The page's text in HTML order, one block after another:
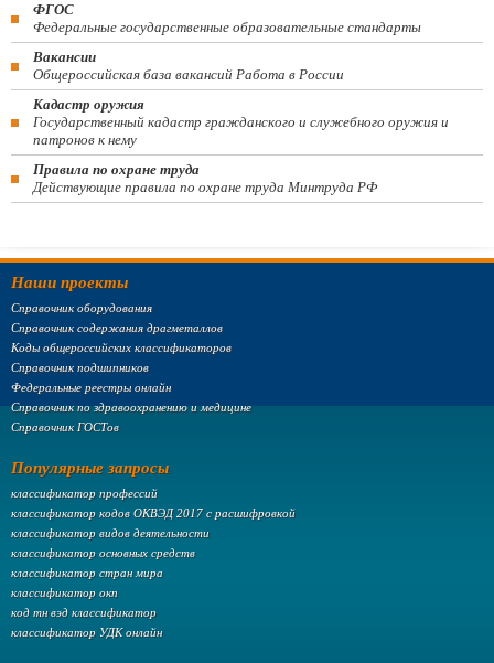
ФГОС
Федеральные государственные образовательные стандарты
Вакансии
Общероссийская база вакансий Работа в России
Кадастр оружия
Государственный кадастр гражданского и служебного оружия и
патронов к нему
Правила по охране труда
Действующие правила по охране труда Минтруда РФ
Наши проекты
Справочник оборудования
Справочник содержания драгметаллов
Коды общероссийских классификаторов
Справочник подшипников
Федеральные реестры онлайн
Справочник по здравоохранению и медицине
Справочник ГОСТов
Популярные запросы
классификатор профессий
классификатор кодов ОКВЭД 2017 с расшифровкой
классификатор видов деятельности
классификатор основных средств
классификатор стран мира
классификатор окп
код тн вэд классификатор
классификатор УДК онлайн